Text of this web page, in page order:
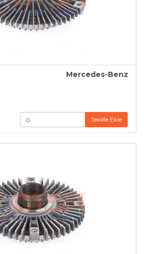
Mercedes-Benz
Teklife Ekle